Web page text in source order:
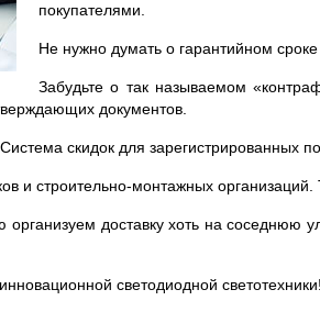
покупателями.
Не нужно думать о гарантийном
Забудьте о так называемом
документов.
скидок для зарегистрированных
и строительно-монтажных
доставку хоть на соседнюю
светодиодной светотехники!